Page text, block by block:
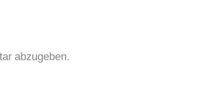
abzugeben.